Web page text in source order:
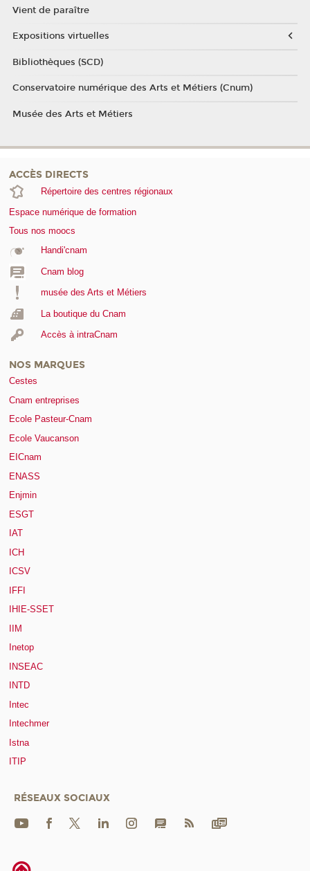
Vient de paraître
Expositions virtuelles
Bibliothèques (SCD)
Conservatoire numérique des Arts et Métiers (Cnum)
Musée des Arts et Métiers
ACCÈS DIRECTS
Répertoire des centres régionaux
Espace numérique de formation
Tous nos moocs
Handi'cnam
Cnam blog
musée des Arts et Métiers
La boutique du Cnam
Accès à intraCnam
NOS MARQUES
Cestes
Cnam entreprises
Ecole Pasteur-Cnam
Ecole Vaucanson
EICnam
ENASS
Enjmin
ESGT
IAT
ICH
ICSV
IFFI
IHIE-SSET
IIM
Inetop
INSEAC
INTD
Intec
Intechmer
Istna
ITIP
RÉSEAUX SOCIAUX